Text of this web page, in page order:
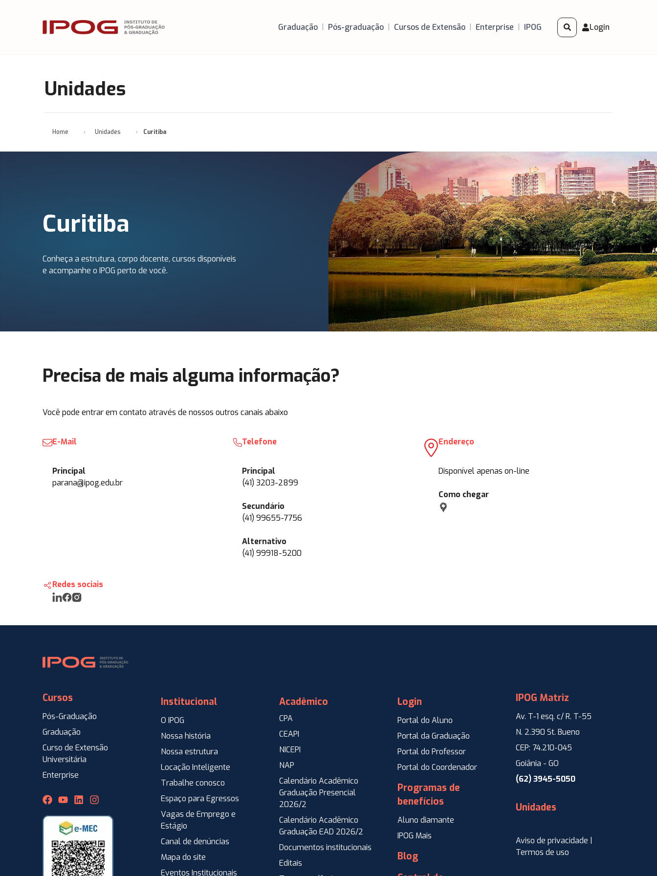
IPOG Graduação | Pós-graduação | Cursos de Extensão | Enterprise | IPOG Login
Unidades
Home Unidades Curitiba
Curitiba
Conheça a estrutura, corpo docente, cursos disponíveis
e acompanhe o IPOG perto de você.
Precisa de mais alguma informação?
Você pode entrar em contato através de nossos outros canais abaixo
E-Mail
Principal
parana@ipog.edu.br
Telefone
Principal
(41) 3203-2899
Secundário
(41) 99655-7756
Alternativo
(41) 99918-5200
Endereço
Disponível apenas on-line
Como chegar
Redes sociais
Cursos
Pós-Graduação
Graduação
Curso de Extensão
Universitária
Enterprise
Institucional
O IPOG
Nossa história
Nossa estrutura
Locação Inteligente
Trabalhe conosco
Espaço para Egressos
Vagas de Emprego e
Estágio
Canal de denúncias
Mapa do site
Eventos Institucionais
Acadêmico
CPA
CEAPI
NICEPI
NAP
Calendário Acadêmico
Graduação Presencial
2026/2
Calendário Acadêmico
Graduação EAD 2026/2
Documentos institucionais
Editais
Login
Portal do Aluno
Portal da Graduação
Portal do Professor
Portal do Coordenador
Programas de
benefícios
Aluno diamante
IPOG Mais
Blog
IPOG Matriz
Av. T-1 esq. c/ R. T-55
N. 2.390 St. Bueno
CEP: 74.210-045
Goiânia - GO
(62) 3945-5050
Unidades
Aviso de privacidade |
Termos de uso